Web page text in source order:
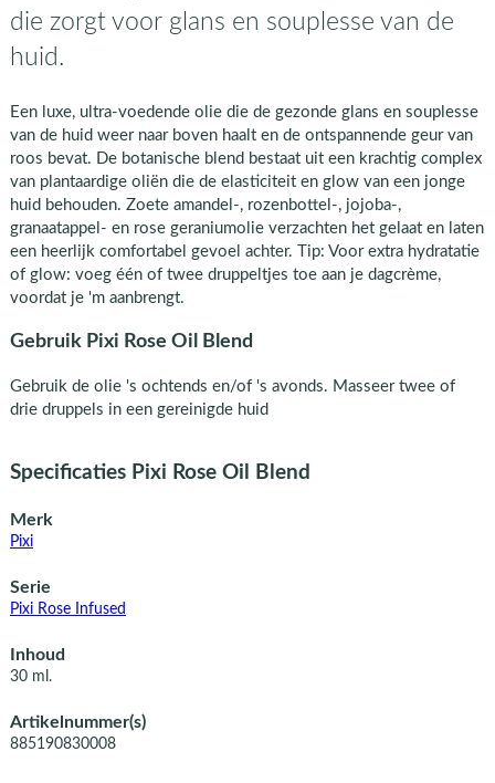
die zorgt voor glans en souplesse van de
huid.
Een luxe, ultra-voedende olie die de gezonde glans en souplesse
van de huid weer naar boven haalt en de ontspannende geur van
roos bevat. De botanische blend bestaat uit een krachtig complex
van plantaardige oliën die de elasticiteit en glow van een jonge
huid behouden. Zoete amandel-, rozenbottel-, jojoba-,
granaatappel- en rose geraniumolie verzachten het gelaat en laten
een heerlijk comfortabel gevoel achter. Tip: Voor extra hydratatie
of glow: voeg één of twee druppeltjes toe aan je dagcrème,
voordat je 'm aanbrengt.
Gebruik Pixi Rose Oil Blend
Gebruik de olie 's ochtends en/of 's avonds. Masseer twee of
drie druppels in een gereinigde huid
Specificaties Pixi Rose Oil Blend
Merk
Pixi
Serie
Pixi Rose Infused
Inhoud
30 ml.
Artikelnummer(s)
885190830008